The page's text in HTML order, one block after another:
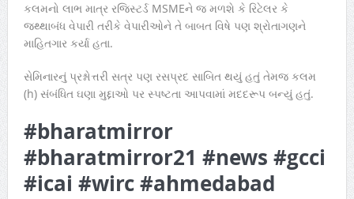
કલમનો લાભ માત્ર રજિસ્ટર્ડ MSMEને જ મળશે કે રિટેલર કે
જથ્થાબંધ વેપારી તરીકે વેપારીઓને તે બાબત વિષે પણ શ્રોતાગણને
માહિતગાર કર્યા હતા.
સેમિનારનું પ્રશ્નોત્તરી સત્ર પણ રસપ્રદ સાબિત થયું હતું તેમજ કલમ
(h) સંબંધિત ઘણા મુદ્દાઓ પર સ્પષ્ટતા આપવામાં મદદરૂપ બન્યું હતું.
#bharatmirror
#bharatmirror21 #news #gcci
#icai #wirc #ahmedabad